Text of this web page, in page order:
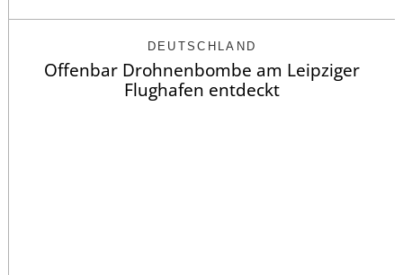
DEUTSCHLAND
Offenbar Drohnenbombe am Leipziger
Flughafen entdeckt